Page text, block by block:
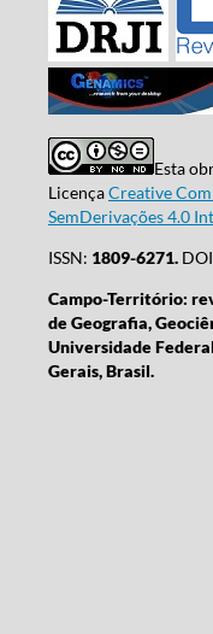
Esta
LicençaCreative
SemDerivações 4.0
ISSN: 1809-6271.
Campo-Território:
de Geografia,
Universidade
Gerais, Brasil.